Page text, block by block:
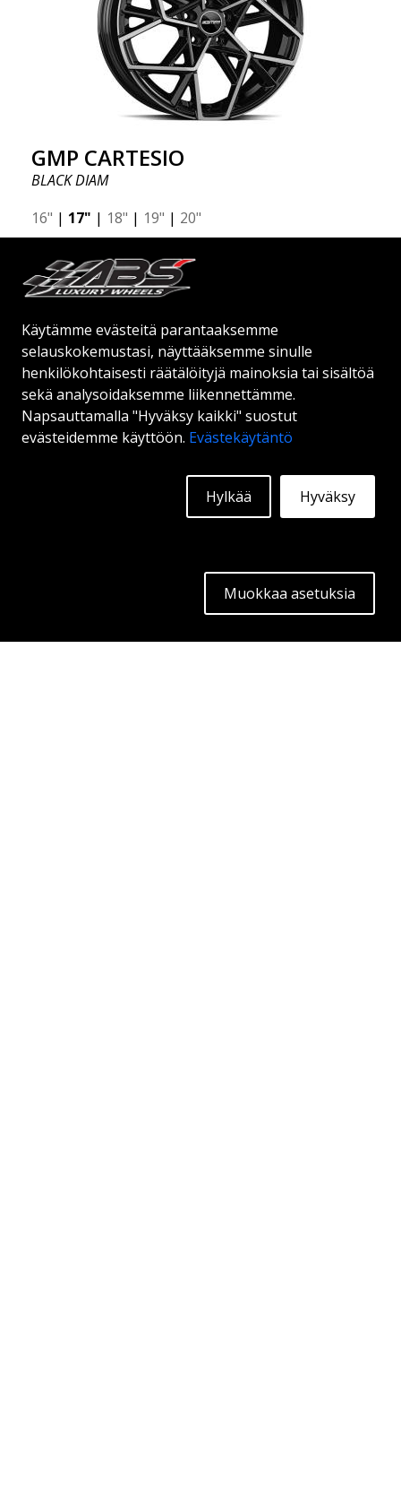
Käytämme evästeitä parantaaksemme
selauskokemustasi, näyttääksemme sinulle
henkilökohtaisesti räätälöityjä mainoksia tai sisältöä
sekä analysoidaksemme liikennettämme.
Napsauttamalla "Hyväksy kaikki" suostut
evästeidemme käyttöön. Evästekäytäntö
Hyväksy
Hylkää
Muokkaa asetuksia
GMP CARTESIO
BLACK DIAM
16" | 17" | 18" | 19" | 20"
Alkaen:
265€ Lisätietoja
GMP CARTESIO